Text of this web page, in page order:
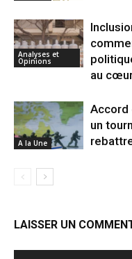
Analyses et
Opinions
au
A la Une
Accord
un
LAISSER UN